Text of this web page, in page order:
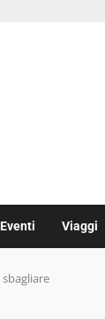
Eventi Viaggi